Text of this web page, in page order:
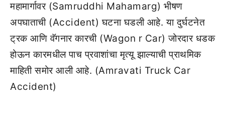
महामार्गावर (Samruddhi Mahamarg) भीषण
अपघाताची (Accident) घटना घडली आहे. या दुर्घटनेत
ट्रक आणि वॅगनार कारची (Wagon r Car) जोरदार धडक
होऊन कारमधील पाच प्रवाशांचा मृत्यू झाल्याची प्राथमिक
माहिती समोर आली आहे. (Amravati Truck Car
Accident)